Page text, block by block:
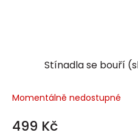
Stínadla se bouří
Momentálně nedostupné
499 Kč